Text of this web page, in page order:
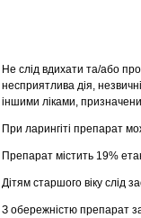
Не слід вдихати та/або
несприятлива дія,
іншими ліками,
При ларингіті препарат
Препарат містить 19%
Дітям старшого віку слід
З обережністю препарат